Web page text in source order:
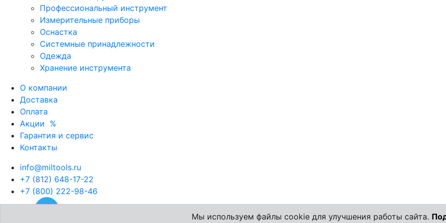
Мы используем файлы cookie для улучшения работы сайта.
Профессиональный инструмент
Измерительные приборы
Оснастка
Системные принадлежности
Одежда
Хранение инструмента
О компании
Доставка
Оплата
Акции %
Гарантия и сервис
Контакты
info@miltools.ru
+7 (812) 648-17-22
+7 (800) 222-98-46